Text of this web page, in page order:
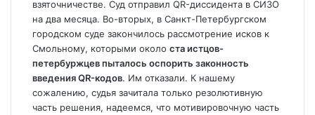
взяточничестве. Суд отправил QR-диссидента в СИЗО
на два месяца. Во-вторых, в Санкт-Петербургском
городском суде закончилось рассмотрение исков к
Смольному, которыми около ста истцов-
петербуржцев пыталось оспорить законность
введения QR-кодов. Им отказали. К нашему
сожалению, судья зачитала только резолютивную
часть решения, надеемся, что мотивировочную часть